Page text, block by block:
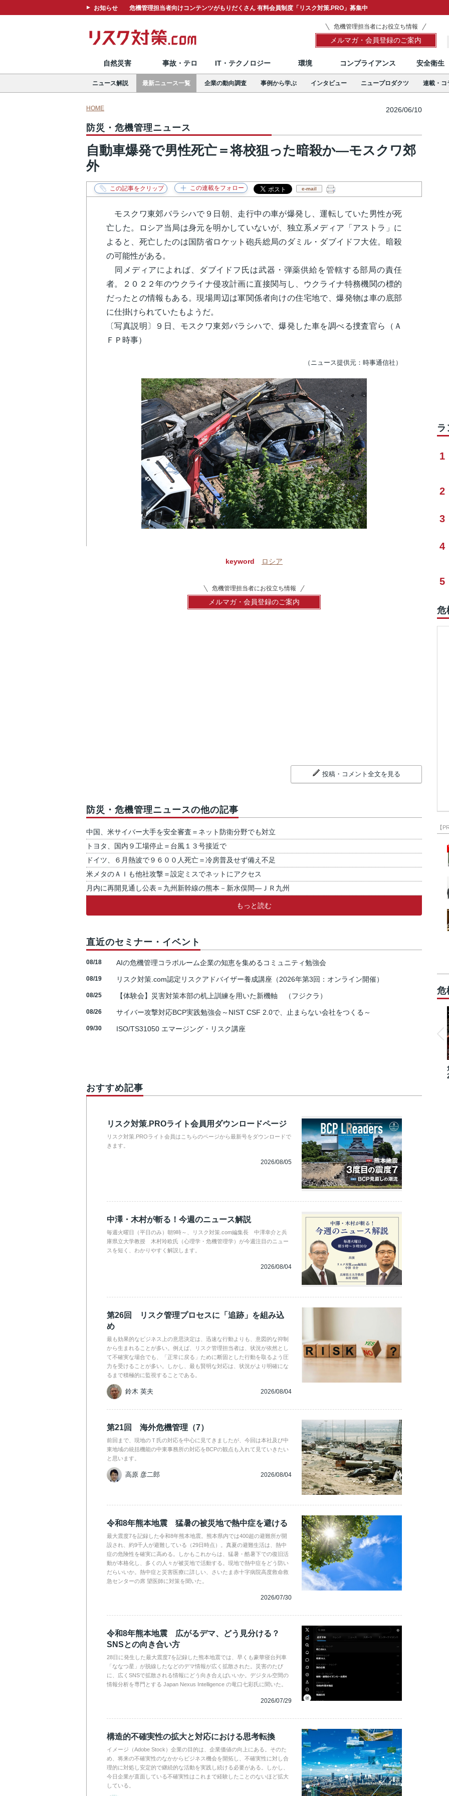
お知らせ 危機管理担当者向けコンテンツがもりだくさん 有料会員制度「リスク対策.PRO」募集中
危機管理担当者にお役立ち情報
メルマガ・会員登録のご案内
自然災害 事故・テロ IT・テクノロジー 環境 コンプライアンス 安全衛生
ニュース解説 最新ニュース一覧 企業の動向調査 事例から学ぶ インタビュー ニュープロダクツ 連載・コ
HOME 2026/06/10
防災・危機管理ニュース
自動車爆発で男性死亡＝将校狙った暗殺か―モスクワ郊
外
e-mail
モスクワ東郊バラシハで９日朝、走行中の車が爆発し、運転していた男性が死
亡した。ロシア当局は身元を明かしていないが、独立系メディア「アストラ」に
よると、死亡したのは国防省ロケット砲兵総局のダミル・ダブイドフ大佐。暗殺
の可能性がある。
同メディアによれば、ダブイドフ氏は武器・弾薬供給を管轄する部局の責任
者。２０２２年のウクライナ侵攻計画に直接関与し、ウクライナ特務機関の標的
だったとの情報もある。現場周辺は軍関係者向けの住宅地で、爆発物は車の底部
に仕掛けられていたもようだ。
〔写真説明〕９日、モスクワ東郊バラシハで、爆発した車を調べる捜査官ら（Ａ
ＦＰ時事）
（ニュース提供元：時事通信社）
keyword ロシア
危機管理担当者にお役立ち情報
メルマガ・会員登録のご案内
投稿・コメント全文を見る
防災・危機管理ニュースの他の記事
中国、米サイバー大手を安全審査＝ネット防衛分野でも対立
トヨタ、国内９工場停止＝台風１３号接近で
ドイツ、６月熱波で９６００人死亡＝冷房普及せず備え不足
米メタのＡＩも他社攻撃＝設定ミスでネットにアクセス
月内に再開見通し公表＝九州新幹線の熊本－新水俣間―ＪＲ九州
もっと読む
直近のセミナー・イベント
08/18 AIの危機管理コラボルーム企業の知恵を集めるコミュニティ勉強会
08/19 リスク対策.com認定リスクアドバイザー養成講座（2026年第3回：オンライン開催）
08/25 【体験会】災害対策本部の机上訓練を用いた新機軸 （フジクラ）
08/26 サイバー攻撃対応BCP実践勉強会～NIST CSF 2.0で、止まらない会社をつくる～
09/30 ISO/TS31050 エマージング・リスク講座
おすすめ記事
リスク対策.PROライト会員用ダウンロードページ
リスク対策.PROライト会員はこちらのページから最新号をダウンロードで
きます。
2026/08/05
中澤・木村が斬る！今週のニュース解説
毎週火曜日（平日のみ）朝9時～、リスク対策.com編集長 中澤幸介と兵
庫県立大学教授 木村玲欧氏（心理学・危機管理学）が今週注目のニュー
スを短く、わかりやすく解説します。
2026/08/04
第26回 リスク管理プロセスに「追跡」を組み込
め
最も効果的なビジネス上の意思決定は、迅速な行動よりも、意図的な抑制
から生まれることが多い。例えば、リスク管理担当者は、状況が依然とし
て不確実な場合でも、「正常に戻る」ために断固とした行動を取るよう圧
力を受けることが多い。しかし、最も賢明な対応は、状況がより明確にな
るまで積極的に監視することである。
鈴木 英夫 2026/08/04
第21回 海外危機管理（7）
前回まで、現地のＴ氏の対応を中心に見てきましたが、今回は本社及び中
東地域の統括機能の中東事務所の対応をBCPの観点も入れて見ていきたい
と思います。
高原 彦二郎 2026/08/04
令和8年熊本地震 猛暑の被災地で熱中症を避ける
最大震度7を記録した令和8年熊本地震。熊本県内では400超の避難所が開
設され、約9千人が避難している（29日時点）。真夏の避難生活は、熱中
症の危険性を確実に高める。しかもこれからは、猛暑・酷暑下での復旧活
動が本格化し、多くの人々が被災地で活動する。現地で熱中症をどう防い
だらいいか。熱中症と災害医療に詳しい、さいたま赤十字病院高度救命救
急センターの席 望医師に対策を聞いた。
2026/07/30
令和8年熊本地震 広がるデマ、どう見分ける？
SNSとの向き合い方
28日に発生した最大震度7を記録した熊本地震では、早くも豪華寝台列車
「ななつ星」が脱線したなどのデマ情報が広く拡散された。災害のたび
に、広くSNSで拡散される情報にどう向き合えばいいか。デジタル空間の
情報分析を専門とする Japan Nexus Intelligence の竜口七彩氏に聞いた。
2026/07/29
構造的不確実性の拡大と対応における思考転換
イメージ（Adobe Stock）企業の目的は、企業価値の向上にある。そのた
め、将来の不確実性のなかからビジネス機会を開拓し、不確実性に対し合
理的に対処し安定的で継続的な活動を実践し続ける必要がある。しかし、
今日企業が直面している不確実性はこれまで経験したことのないほど拡大
している。
1
2
3
4
5
危
【
危